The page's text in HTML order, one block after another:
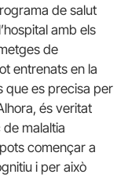
de salut
amb els
de
entrenats en la
que es precisa per
és veritat
malaltia
començar a
i per això